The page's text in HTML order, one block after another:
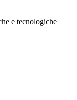
e tecnologiche